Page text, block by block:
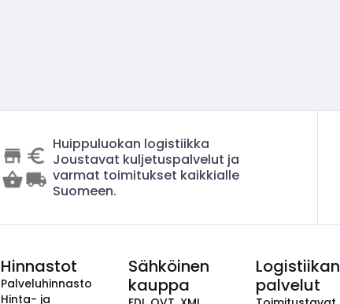
Huippuluokan logistiikka
Joustavat kuljetuspalvelut ja
varmat toimitukset kaikkialle
Suomeen.
Hinnastot
Palveluhinnasto
Hinta- ja
Sähköinen
kauppa
Logistiikan
palvelut